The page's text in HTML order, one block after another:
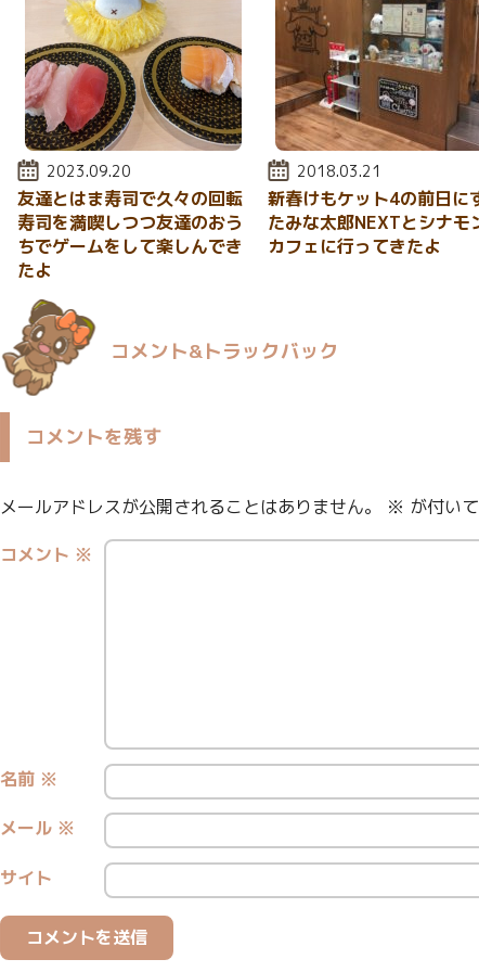
投稿日:
2023.09.20
友達とはま寿司で久々の回転
寿司を満喫しつつ友達のおう
ちでゲームをして楽しんでき
たよ
投稿日:
2018.03.21
新春けもケット4の前日に
たみな太郎NEXTとシナモ
カフェに行ってきたよ
コメント&トラックバック
コメントを残す
メールアドレスが公開されることはありません。 ※ が付い
コメント ※
名前 ※
メール ※
サイト